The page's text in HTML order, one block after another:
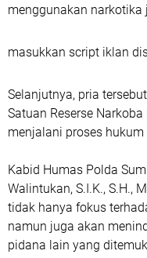
menggunakan narkotika
masukkan script iklan
Selanjutnya, pria
Satuan Reserse
menjalani proses
Kabid Humas Polda
Walintukan, S.I.K., S.H.,
tidak hanya fokus
namun juga akan
pidana lain yang